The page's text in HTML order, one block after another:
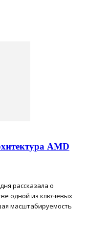
AMD
рассказала о
одной из ключевых
масштабируемость